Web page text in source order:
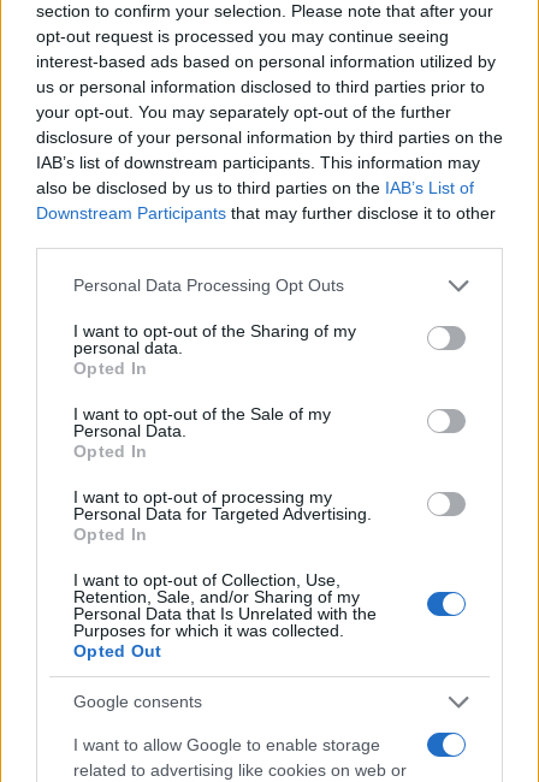
section to confirm your selection. Please note that after your
opt-out request is processed you may continue seeing
interest-based ads based on personal information utilized by
us or personal information disclosed to third parties prior to
your opt-out. You may separately opt-out of the further
disclosure of your personal information by third parties on the
IAB’s list of downstream participants. This information may
also be disclosed by us to third parties on the IAB’s List of
Downstream Participants that may further disclose it to other
Please note that this website/app uses one or more Google
not limited to your visit or usage behaviour. You may click to
grant or deny consent to Google and its third-party tags to
use your data for below specified purposes in below Google
consent section.
Personal Data Processing Opt Outs
I want to opt-out of the Sharing of my
personal data.
Opted In
I want to opt-out of the Sale of my
Personal Data.
Opted In
I want to opt-out of processing my
Personal Data for Targeted Advertising.
Opted In
I want to opt-out of Collection, Use,
Retention, Sale, and/or Sharing of my
Personal Data that Is Unrelated with the
Purposes for which it was collected.
Opted Out
Google consents
I want to allow Google to enable storage
related to advertising like cookies on web or
Τι θεωρεί ως κληρονομιά τους; «Ειρήνη και αγάπη»,
απάντησε. «Αλλά δεν είναι μόνο ειρήνη και αγάπη.
Είναι μια στάση απέναντι στον ακτιβισμό που
γίνεται με χιούμορ και αγάπη». Αυτή η στάση είναι
ορατή στο νέο ντοκιμαντέρ του HBO
One to One
Yoko το 1972 στο Madison Square Garden – τη μόνη
συναυλία που είχαν δώσει μαζί οι δυο τους.
«Η μόνη ολοκληρωμένη συναυλία», είπε ο Σον,
και ένα τραγούδι των Beatles ("Come Together"),
γιατί νομίζω ότι ήταν απλώς σε καλή διάθεση».